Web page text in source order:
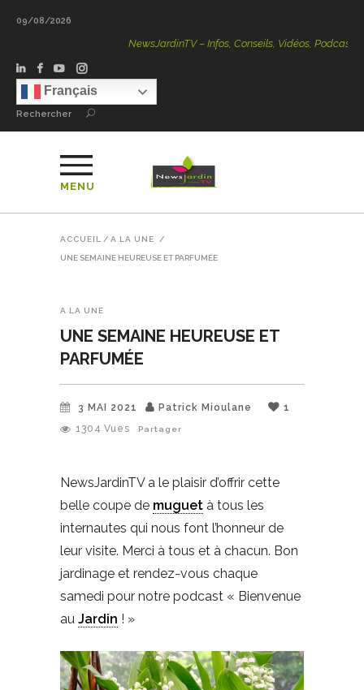
09/08/2026
NewsJardinTV – Infos, Conseils, Vidéos, Podcasts – 100
Français
Rechercher
MENU
ACCUEIL / A LA UNE /
UNE SEMAINE HEUREUSE ET PARFUMÉE
A LA UNE
UNE SEMAINE HEUREUSE ET
PARFUMÉE
3 MAI 2021 Patrick Mioulane
1
1304 Vues Partager
NewsJardinTV a le plaisir d’offrir cette
belle coupe de muguet à tous les
internautes qui nous font l’honneur de
leur visite. Merci à tous et à chacun. Bon
jardinage et rendez-vous chaque
samedi pour notre podcast « Bienvenue
au Jardin ! »